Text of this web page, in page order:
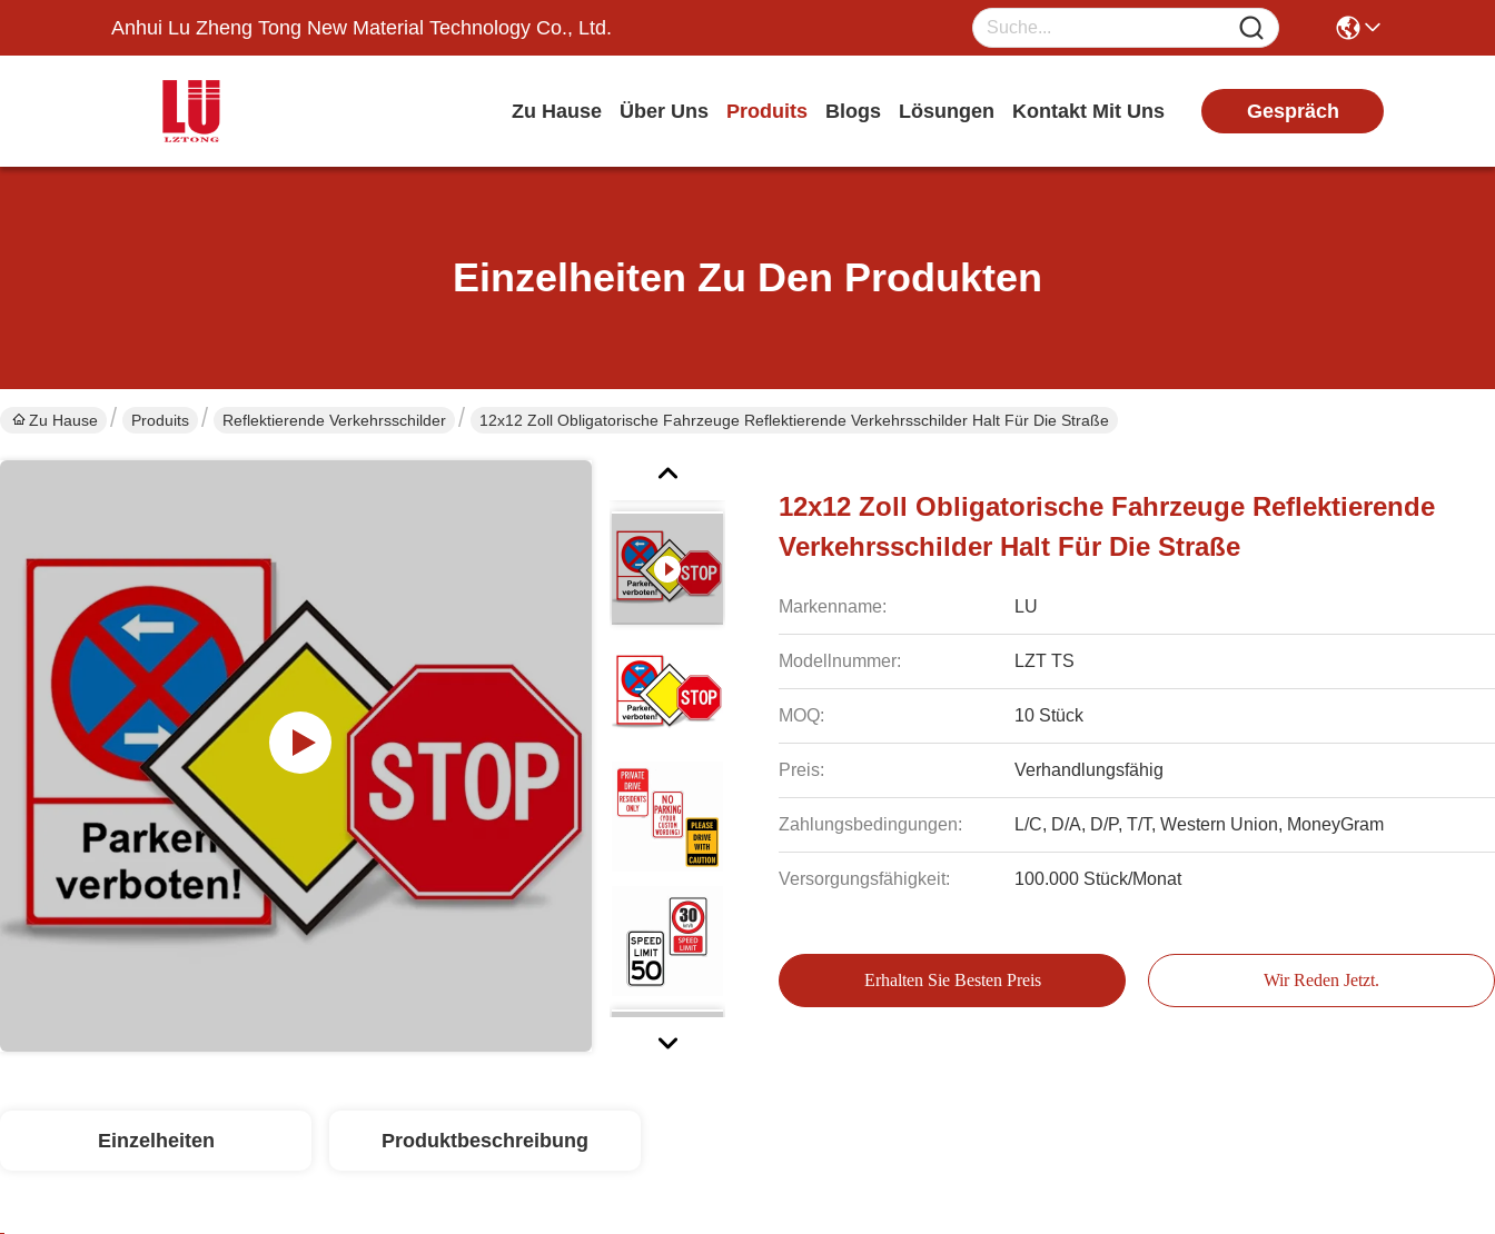
Anhui Lu Zheng Tong New Material Technology Co., Ltd.
Zu Hause Über Uns Produits Blogs Lösungen Kontakt Mit Uns Gespräch
Einzelheiten Zu Den Produkten
Zu Hause Produits Reflektierende Verkehrsschilder 12x12 Zoll Obligatorische Fahrzeuge Reflektierende Verkehrsschilder Halt Für Die Straße
12x12 Zoll Obligatorische Fahrzeuge Reflektierende
Verkehrsschilder Halt Für Die Straße
Markenname: LU
Modellnummer: LZT TS
MOQ: 10 Stück
Preis: Verhandlungsfähig
Zahlungsbedingungen: L/C, D/A, D/P, T/T, Western Union, MoneyGram
Versorgungsfähigkeit: 100.000 Stück/Monat
Erhalten Sie Besten Preis Wir Reden Jetzt.
Einzelheiten Produktbeschreibung